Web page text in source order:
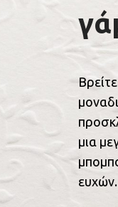
μια
ευχών.